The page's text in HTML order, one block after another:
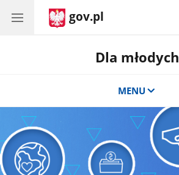
gov.pl
Dla młodych
MENU